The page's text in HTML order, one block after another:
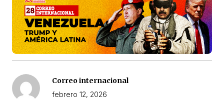
Correo internacional
febrero 12, 2026